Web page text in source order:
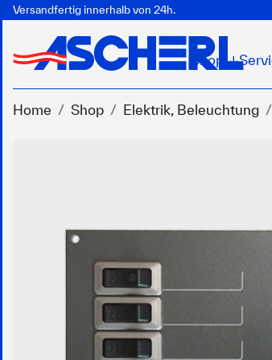
Versandfertig innerhalb von 24h.
Shop ↓
Home Shop Elektrik, Beleuchtung